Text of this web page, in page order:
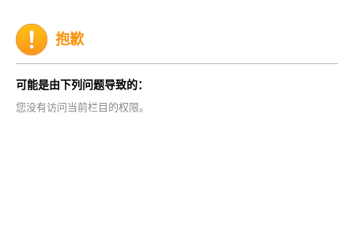
抱歉
可能是由下列问题导致的：
您没有访问当前栏目的权限。